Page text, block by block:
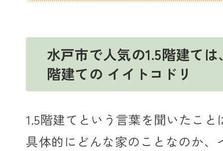
水戸市で人気の1.5階建て
階建ての イイトコドリ
1.5階建てという言葉を聞いたこと
具体的にどんな家のことなのか、